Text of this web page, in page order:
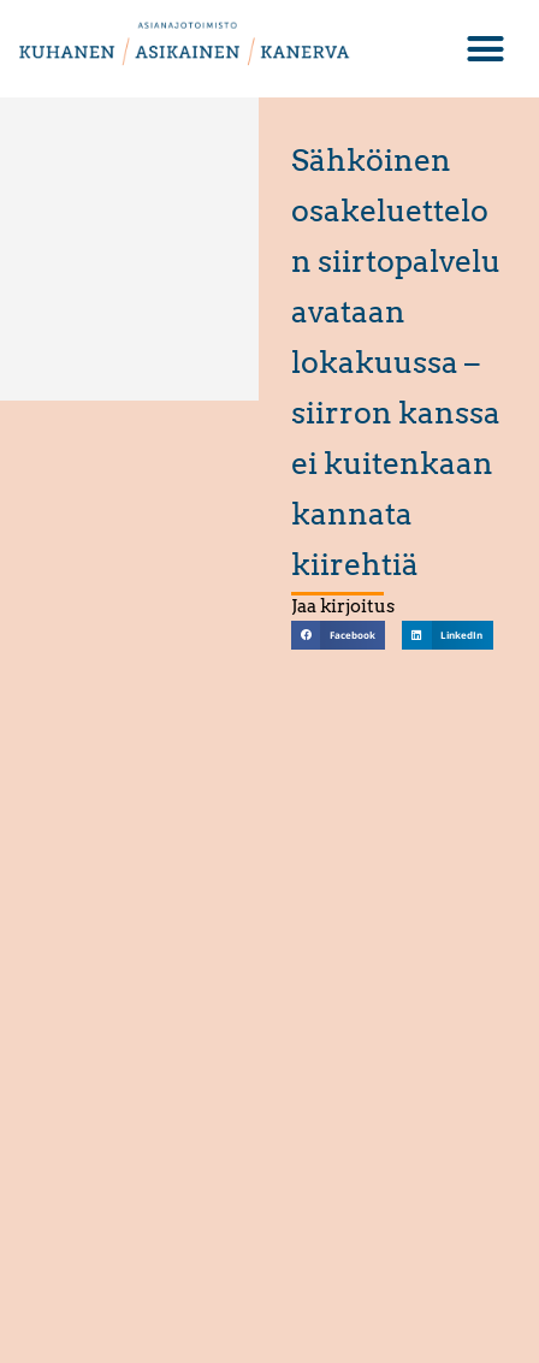
Sähköinen
osakeluettelo
n siirtopalvelu
avataan
lokakuussa –
siirron kanssa
ei kuitenkaan
kannata
kiirehtiä
Jaa kirjoitus
Facebook LinkedIn